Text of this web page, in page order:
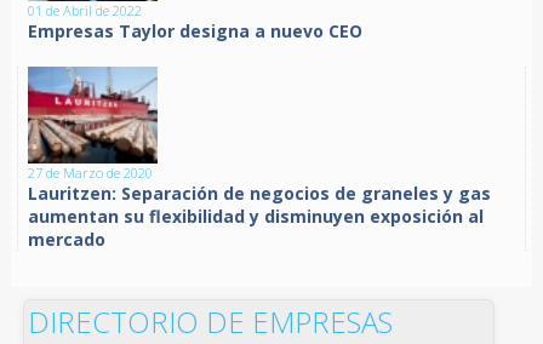
01 de Abril de 2022
Empresas Taylor designa a nuevo CEO
27 de Marzo de 2020
Lauritzen: Separación de negocios de graneles y gas
aumentan su flexibilidad y disminuyen exposición al
mercado
DIRECTORIO DE EMPRESAS